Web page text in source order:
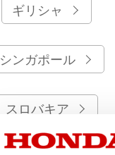
ギリシャ
シンガポール
スロバキア